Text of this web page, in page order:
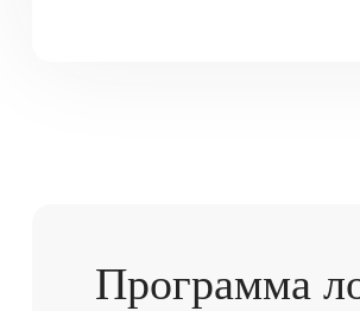
Программа